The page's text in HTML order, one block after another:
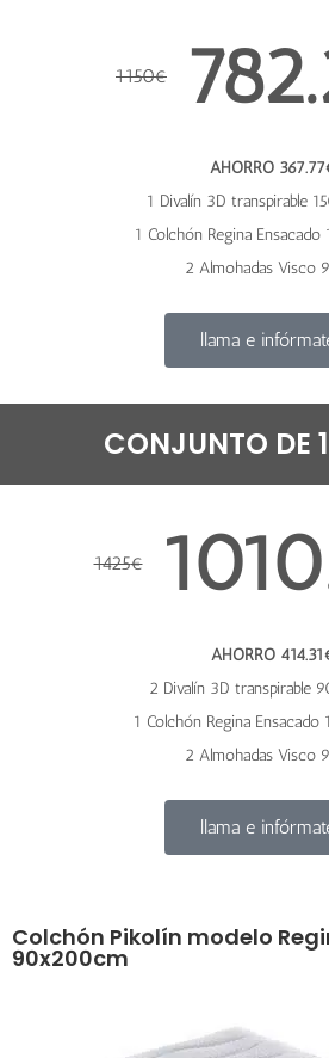
1150€
AHORRO
1 Divalín 3D transpirable
1 Colchón Regina
2 Almohadas Visco
llama e
CONJUNTO DE
1425€
AHORRO
2 Divalín 3D transpirable
1 Colchón Regina
2 Almohadas Visco
llama e
Colchón Pikolín modelo
90x200cm